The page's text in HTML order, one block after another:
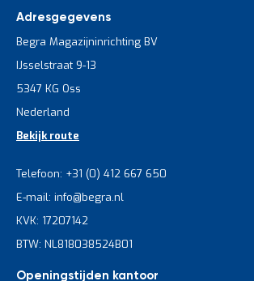
Adresgegevens
Begra Magazijninrichting BV
IJsselstraat 9-13
5347 KG Oss
Nederland
Bekijk route
Telefoon: +31 (0) 412 667 650
E-mail: info@begra.nl
KVK: 17207142
BTW: NL818038524B01
Openingstijden kantoor